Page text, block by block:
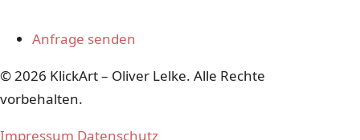
Anfrage senden
© 2026 KlickArt – Oliver Lelke. Alle Rechte
vorbehalten.
Impressum Datenschutz